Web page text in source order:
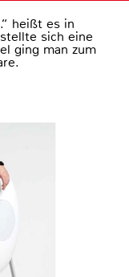
heißt es in
sich eine
ging man zum